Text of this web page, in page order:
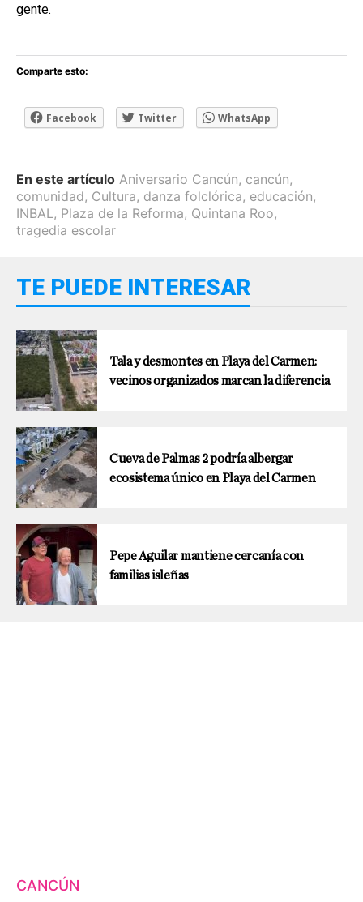
gente.
Comparte esto:
Facebook Twitter WhatsApp
En este artículo Aniversario Cancún, cancún,
comunidad, Cultura, danza folclórica, educación,
INBAL, Plaza de la Reforma, Quintana Roo,
tragedia escolar
TE PUEDE INTERESAR
Tala y desmontes en Playa del Carmen:
vecinos organizados marcan la diferencia
Cueva de Palmas 2 podría albergar
ecosistema único en Playa del Carmen
Pepe Aguilar mantiene cercanía con
familias isleñas
CANCÚN